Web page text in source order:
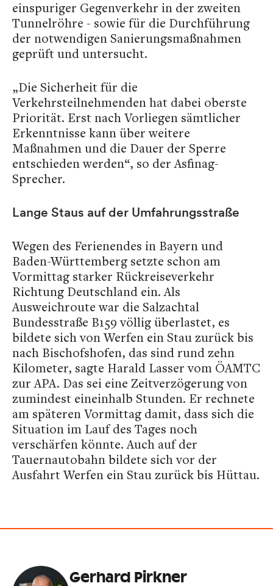
einspuriger Gegenverkehr in der zweiten
Tunnelröhre - sowie für die Durchführung
der notwendigen Sanierungsmaßnahmen
geprüft und untersucht.
„Die Sicherheit für die
Verkehrsteilnehmenden hat dabei oberste
Priorität. Erst nach Vorliegen sämtlicher
Erkenntnisse kann über weitere
Maßnahmen und die Dauer der Sperre
entschieden werden“, so der Asfinag-
Sprecher.
Lange Staus auf der Umfahrungsstraße
Wegen des Ferienendes in Bayern und
Baden-Württemberg setzte schon am
Vormittag starker Rückreiseverkehr
Richtung Deutschland ein. Als
Ausweichroute war die Salzachtal
Bundesstraße B159 völlig überlastet, es
bildete sich von Werfen ein Stau zurück bis
nach Bischofshofen, das sind rund zehn
Kilometer, sagte Harald Lasser vom ÖAMTC
zur APA. Das sei eine Zeitverzögerung von
zumindest eineinhalb Stunden. Er rechnete
am späteren Vormittag damit, dass sich die
Situation im Lauf des Tages noch
verschärfen könnte. Auch auf der
Tauernautobahn bildete sich vor der
Ausfahrt Werfen ein Stau zurück bis Hüttau.
Gerhard Pirkner